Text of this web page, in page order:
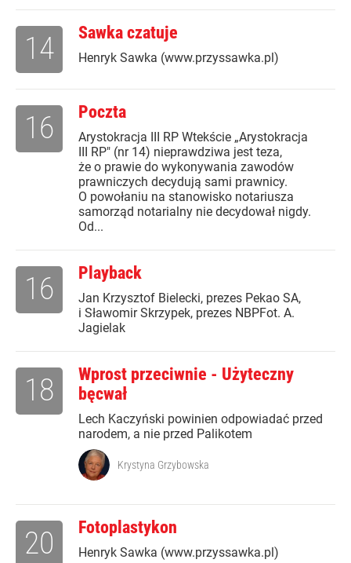
Sawka czatuje
Henryk Sawka (www.przyssawka.pl)
14
Poczta
Arystokracja III RP Wtekście „Arystokracja
III RP" (nr 14) nieprawdziwa jest teza,
że o prawie do wykonywania zawodów
prawniczych decydują sami prawnicy.
O powołaniu na stanowisko notariusza
samorząd notarialny nie decydował nigdy.
Od...
16
Playback
Jan Krzysztof Bielecki, prezes Pekao SA,
i Sławomir Skrzypek, prezes NBPFot. A.
Jagielak
16
Wprost przeciwnie - Użyteczny
bęcwał
Lech Kaczyński powinien odpowiadać przed
narodem, a nie przed Palikotem
18
Krystyna Grzybowska
Fotoplastykon
Henryk Sawka (www.przyssawka.pl)
20